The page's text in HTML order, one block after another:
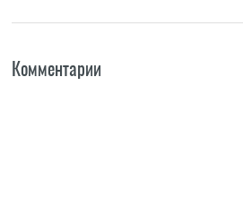
Комментарии